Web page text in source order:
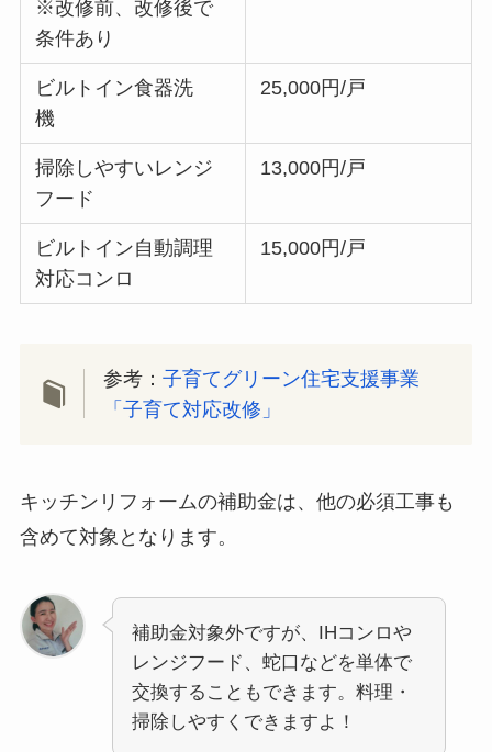
※改修前、改修後で
条件あり
ビルトイン食器洗
機
25,000円/戸
掃除しやすいレンジ
フード
13,000円/戸
ビルトイン自動調理
対応コンロ
15,000円/戸
参考：子育てグリーン住宅支援事業
「子育て対応改修」
キッチンリフォームの補助金は、他の必須工事も
含めて対象となります。
補助金対象外ですが、IHコンロや
レンジフード、蛇口などを単体で
交換することもできます。料理・
掃除しやすくできますよ！